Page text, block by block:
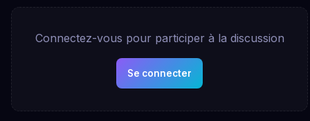
Connectez-vous pour participer à la discussion
Se connecter